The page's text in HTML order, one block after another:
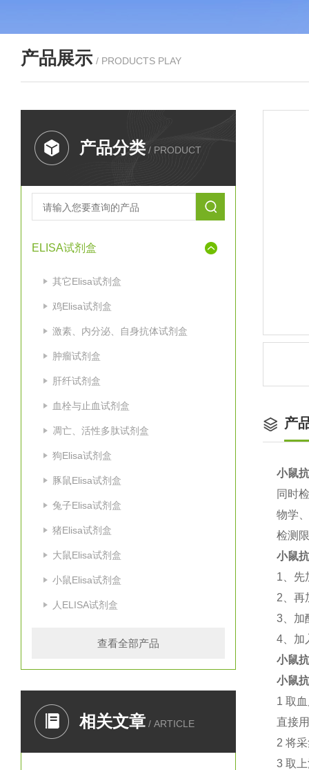
产品展示 / PRODUCTS PLAY
产品分类 / PRODUCT
ELISA试剂盒
其它Elisa试剂盒
鸡Elisa试剂盒
激素、内分泌、自身抗体试剂盒
肿瘤试剂盒
肝纤试剂盒
血栓与止血试剂盒
凋亡、活性多肽试剂盒
狗Elisa试剂盒
豚鼠Elisa试剂盒
兔子Elisa试剂盒
猪Elisa试剂盒
大鼠Elisa试剂盒
小鼠Elisa试剂盒
人ELISA试剂盒
查看全部产品
相关文章 / ARTICLE
产
小鼠
同时
物学
检测
小鼠
1 、
2 、
3 、
4 、
小鼠
小鼠
1取
直接
2 将
3 取